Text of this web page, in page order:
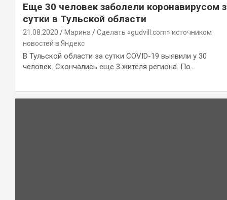
Еще 30 человек заболели коронавирусом
сутки в Тульской области
21.08.2020 Марина
Сделать «gudvill.com» источником
новостей в Яндекс
В Тульской области за сутки COVID-19 выявили у 30
человек. Скончались еще 3 жителя региона. По…